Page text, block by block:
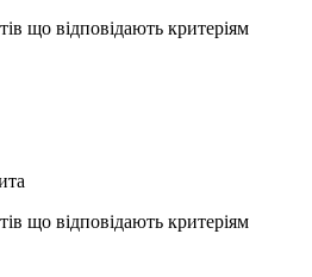
що відповідають критеріям
що відповідають критеріям